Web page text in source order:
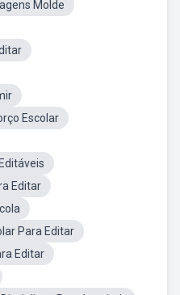
Molde
Escolar
Editar
Para Editar
Editar